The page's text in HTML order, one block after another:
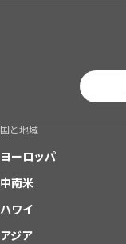
国と地域
ヨーロッパ
中南米
ハワイ
アジア